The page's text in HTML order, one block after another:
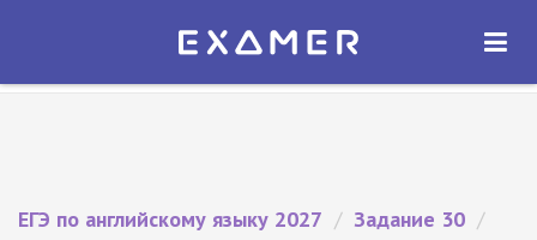
Экзамер — ЕГЭ 2027
ОТКРЫТЬ
ЕГЭ по английскому языку 2027 / Задание 30 /